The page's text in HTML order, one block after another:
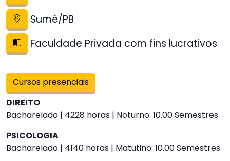
Sumé/PB
Faculdade Privada com fins lucrativos
Cursos presenciais
DIREITO
Bacharelado | 4228 horas | Noturno: 10.00 Semestres
PSICOLOGIA
Bacharelado | 4140 horas | Matutino: 10.00 Semestres